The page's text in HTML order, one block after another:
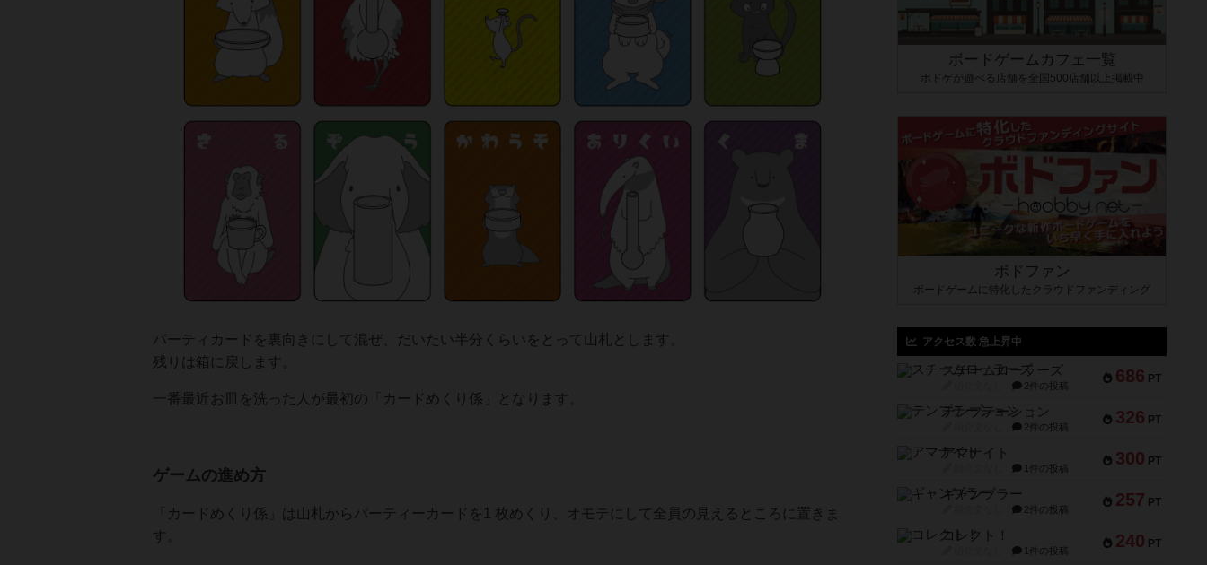
パーティカードを裏向きにして混ぜ、だいたい半分くらいをとって山札とします。
残りは箱に戻します。
一番最近お皿を洗った人が最初の「カードめくり係」となります。
ゲームの進め方
「カードめくり係」は山札からパーティーカードを1 枚めくり、オモテにして全員の見えるところに置きま
す。
ボードゲームカフェ一覧
ボドゲが遊べる店舗を全国500店舗以上掲載中
ボドファン
ボードゲームに特化したクラウドファンディング
アクセス数 急上昇中
686 PT
スチームローラーズ
2件の投稿
326 PT
テンプテーション
2件の投稿
300 PT
アマナイト
1件の投稿
257 PT
ギャンブラー
2件の投稿
240 PT
コレクト！
1件の投稿